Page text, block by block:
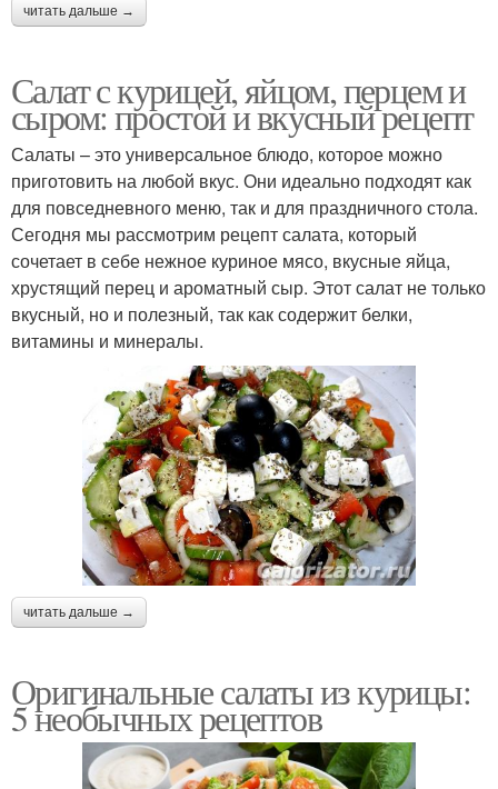
читать дальше →
Салат с курицей, яйцом, перцем и
сыром: простой и вкусный рецепт
Салаты – это универсальное блюдо, которое можно
приготовить на любой вкус. Они идеально подходят как
для повседневного меню, так и для праздничного стола.
Сегодня мы рассмотрим рецепт салата, который
сочетает в себе нежное куриное мясо, вкусные яйца,
хрустящий перец и ароматный сыр. Этот салат не только
вкусный, но и полезный, так как содержит белки,
витамины и минералы.
читать дальше →
Оригинальные салаты из курицы:
5 необычных рецептов